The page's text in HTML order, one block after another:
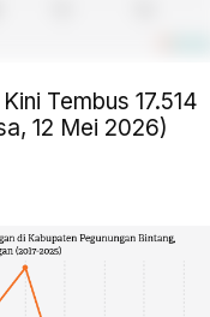
Tembus 17.514
12 Mei 2026)